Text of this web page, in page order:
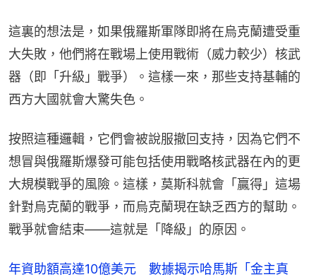
這裏的想法是，如果俄羅斯軍隊即將在烏克蘭遭受重
大失敗，他們將在戰場上使用戰術（威力較少）核武
器（即「升級」戰爭）。這樣一來，那些支持基輔的
西方大國就會大驚失色。
按照這種邏輯，它們會被說服撤回支持，因為它們不
想冒與俄羅斯爆發可能包括使用戰略核武器在內的更
大規模戰爭的風險。這樣，莫斯科就會「贏得」這場
針對烏克蘭的戰爭，而烏克蘭現在缺乏西方的幫助。
戰爭就會結束——這就是「降級」的原因。
年資助額高達10億美元 數據揭示哈馬斯「金主真